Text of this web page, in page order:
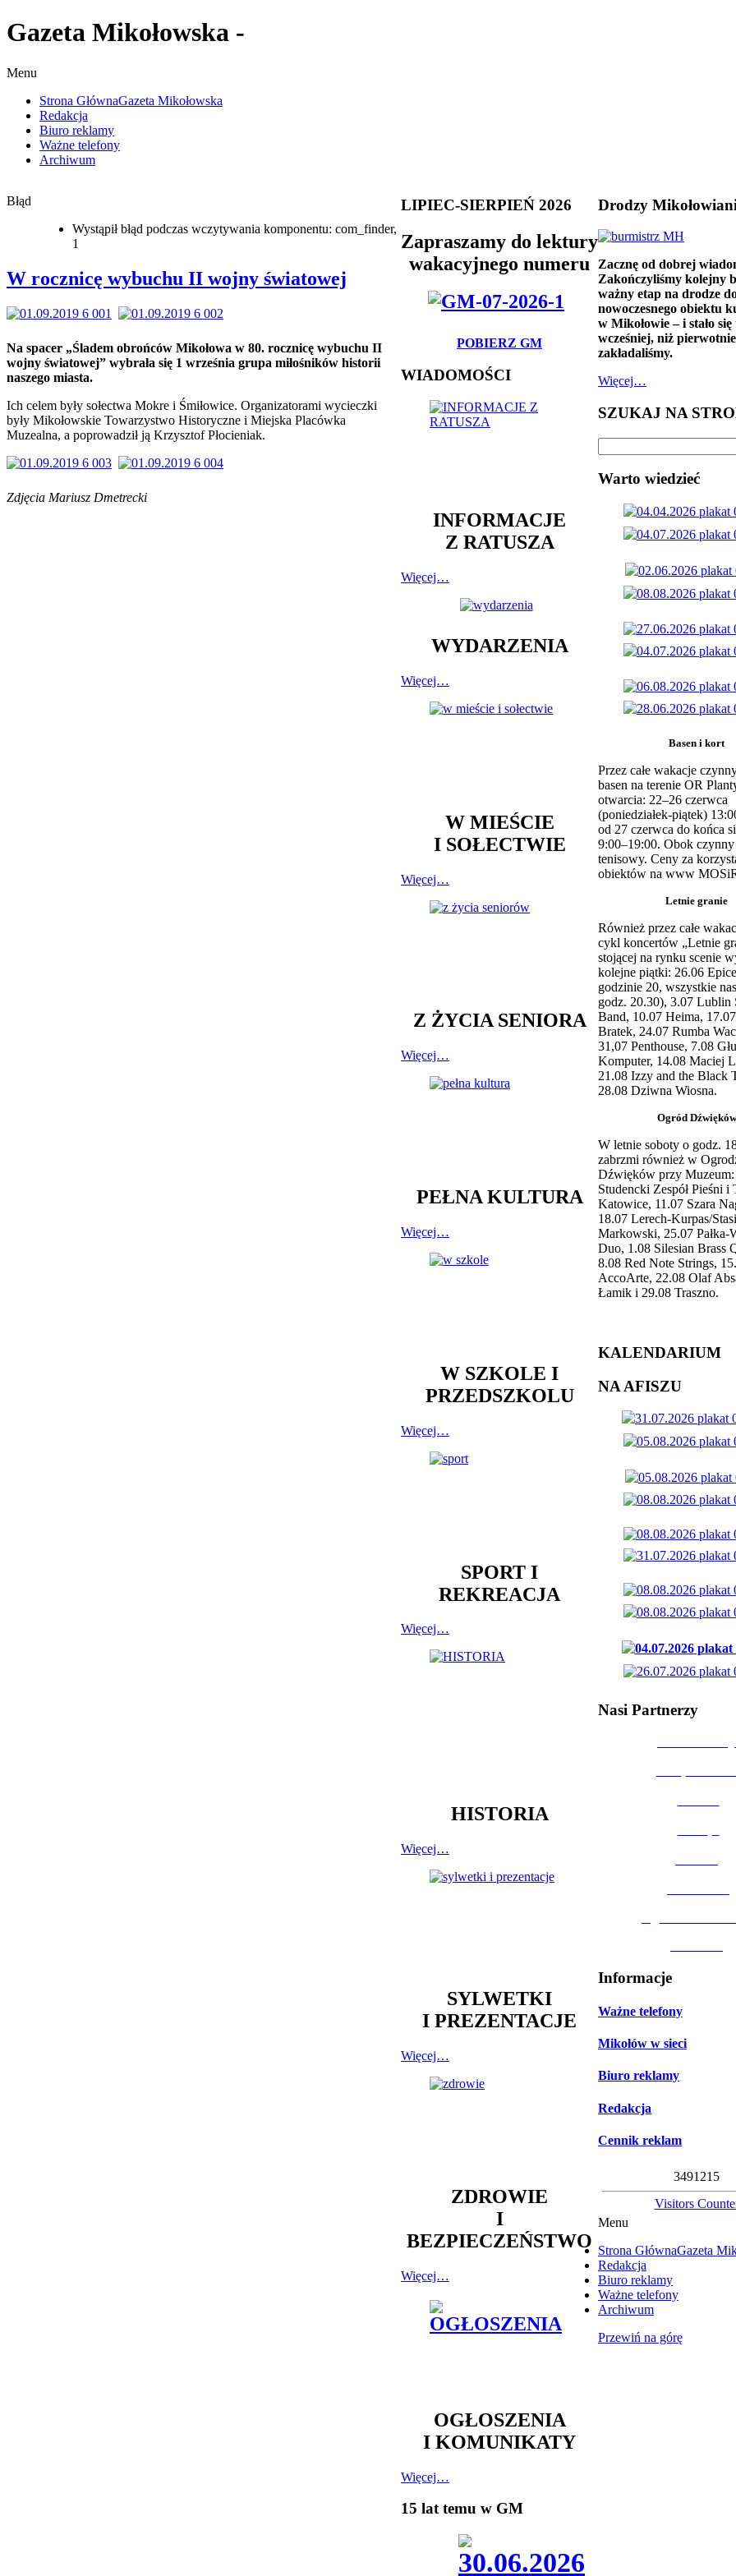
Gazeta Mikołowska -
Menu
Strona GłównaGazeta Mikołowska
Redakcja
Biuro reklamy
Ważne telefony
Archiwum
Błąd
Wystąpił błąd podczas wczytywania komponentu: com_finder,
1
W rocznicę wybuchu II wojny światowej
Na spacer „Śladem obrońców Mikołowa w 80. rocznicę wybuchu II
wojny światowej” wybrała się 1 września grupa miłośników historii
naszego miasta.
Ich celem były sołectwa Mokre i Śmiłowice. Organizatorami wycieczki
były Mikołowskie Towarzystwo Historyczne i Miejska Placówka
Muzealna, a poprowadził ją Krzysztof Płocieniak.
Zdjęcia Mariusz Dmetrecki
LIPIEC-SIERPIEŃ 2026
Zapraszamy do lektury
wakacyjnego numeru
POBIERZ GM
WIADOMOŚCI
INFORMACJE
Z RATUSZA
Więcej…
WYDARZENIA
Więcej…
W MIEŚCIE
I SOŁECTWIE
Więcej…
Z ŻYCIA SENIORA
Więcej…
PEŁNA KULTURA
Więcej…
W SZKOLE I
PRZEDSZKOLU
Więcej…
SPORT I
REKREACJA
Więcej…
HISTORIA
Więcej…
SYLWETKI
I PREZENTACJE
Więcej…
ZDROWIE
I
BEZPIECZEŃSTWO
Więcej…
OGŁOSZENIA
I KOMUNIKATY
Więcej…
15 lat temu w GM
Drodzy
Zacznę od dobrej
Zakończyliśmy kolejny
ważny etap na drodze
nowoczesnego obiektu
w Mikołowie – i stało się
wcześniej, niż pierwotnie
zakładaliśmy.
Więcej…
SZUKAJ NA
Warto wiedzieć
Basen i kort
Przez całe wakacje
basen na terenie OR
otwarcia: 22–26 czerwca
(poniedziałek-piątek)
od 27 czerwca do końca
9:00–19:00. Obok
tenisowy. Ceny za
obiektów na www
Letnie granie
Również przez całe
cykl koncertów „Letnie
stojącej na rynku scenie
kolejne piątki: 26.06
godzinie 20, wszystkie
godz. 20.30), 3.07 Lublin
Band, 10.07 Heima,
Bratek, 24.07 Rumba
31,07 Penthouse, 7.08
Komputer, 14.08 Maciej
21.08 Izzy and the Black
28.08 Dziwna Wiosna.
Ogród Dźwięków
W letnie soboty o godz.
zabrzmi również w
Dźwięków przy
Studencki Zespół Pieśni i
Katowice, 11.07 Szara
18.07 Lerech-Kurpas/
Markowski, 25.07 Pałka-
Duo, 1.08 Silesian Brass
8.08 Red Note Strings,
AccoArte, 22.08 Olaf
Łamik i 29.08 Traszno.
KALENDARIUM
NA AFISZU
Nasi Partnerzy
Informacje
Ważne telefony
Mikołów w sieci
Biuro reklamy
Redakcja
Cennik reklam
3491 21 5
Visitors
Menu
Strona GłównaGazeta
Redakcja
Biuro reklamy
Ważne telefony
Archiwum
Przewiń na górę